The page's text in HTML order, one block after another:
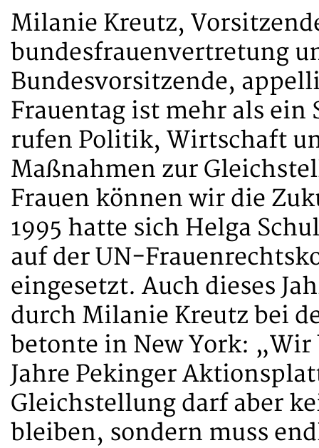
Milanie Kreutz,
bundesfrauenvertretung
Bundesvorsitzende,
Frauentag ist mehr als
rufen Politik, Wirtschaft
Maßnahmen zur
Frauen können wir die
1995 hatte sich Helga
auf der UN-
eingesetzt. Auch dieses
durch Milanie Kreutz bei
betonte in New York: „Wir
Jahre Pekinger
Gleichstellung darf aber
bleiben, sondern muss